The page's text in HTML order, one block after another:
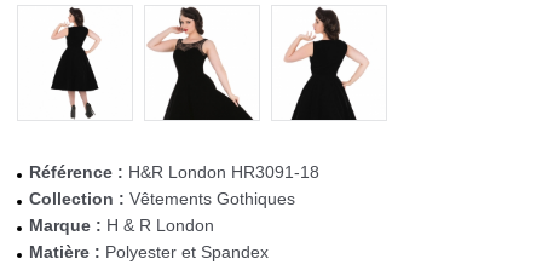
Référence : H&R London HR3091-18
Collection : Vêtements Gothiques
Marque : H & R London
Matière : Polyester et Spandex